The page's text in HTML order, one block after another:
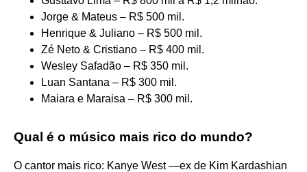
Jorge & Mateus – R$ 500 mil.
Henrique & Juliano – R$ 500 mil.
Zé Neto & Cristiano – R$ 400 mil.
Wesley Safadão – R$ 350 mil.
Luan Santana – R$ 300 mil.
Maiara e Maraisa – R$ 300 mil.
Qual é o músico mais rico do mundo?
O cantor mais rico: Kanye West —ex de Kim Kardashian